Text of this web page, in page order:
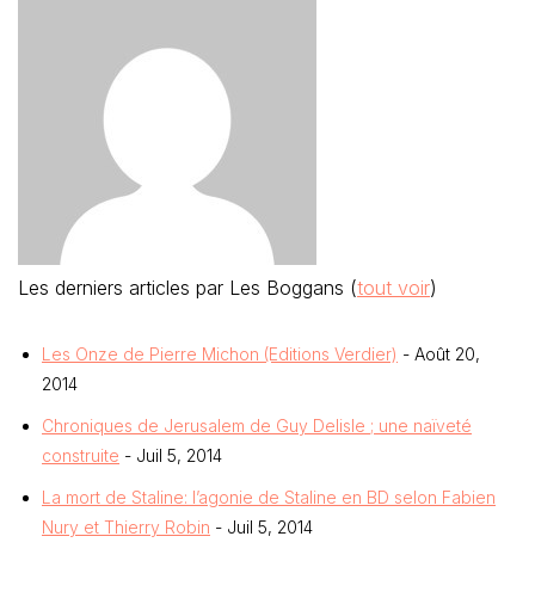
Les derniers articles par Les Boggans (tout voir)
Les Onze de Pierre Michon (Editions Verdier) - Août 20,
2014
Chroniques de Jerusalem de Guy Delisle ; une naïveté
construite - Juil 5, 2014
La mort de Staline: l’agonie de Staline en BD selon Fabien
Nury et Thierry Robin - Juil 5, 2014